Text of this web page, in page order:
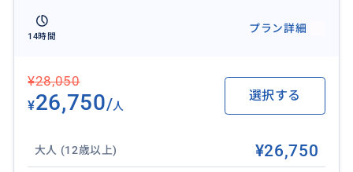
14時間
プラン詳細
¥28,050
¥26,750/人
選択する
大人 (12歳以上) ¥26,750